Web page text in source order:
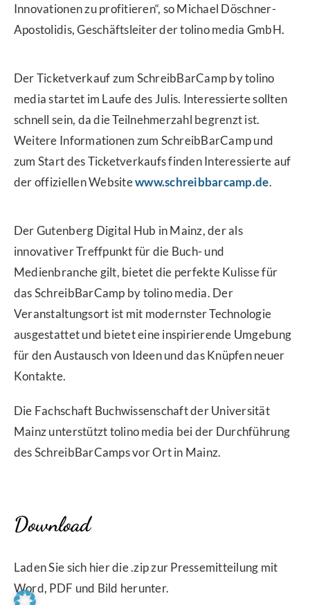
Innovationen zu profitieren“, so Michael Döschner-
Apostolidis, Geschäftsleiter der tolino media GmbH.
Der Ticketverkauf zum SchreibBarCamp by tolino
media startet im Laufe des Julis. Interessierte sollten
schnell sein, da die Teilnehmerzahl begrenzt ist.
Weitere Informationen zum SchreibBarCamp und
zum Start des Ticketverkaufs finden Interessierte auf
der offiziellen Websitewww.schreibbarcamp.de.
Der Gutenberg Digital Hub in Mainz, der als
innovativer Treffpunkt für die Buch- und
Medienbranche gilt, bietet die perfekte Kulisse für
das SchreibBarCamp by tolino media. Der
Veranstaltungsort ist mit modernster Technologie
ausgestattet und bietet eine inspirierende Umgebung
für den Austausch von Ideen und das Knüpfen neuer
Kontakte.
Die Fachschaft Buchwissenschaft der Universität
Mainz unterstützt tolino media bei der Durchführung
des SchreibBarCamps vor Ort in Mainz.
Download
Laden Sie sich hier die .zip zur Pressemitteilung mit
Word, PDF und Bild herunter.